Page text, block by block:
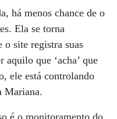
há menos chance de o
Ela se torna
o site registra suas
aquilo que ‘acha’ que
ele está controlando
Mariana.
é o monitoramento do